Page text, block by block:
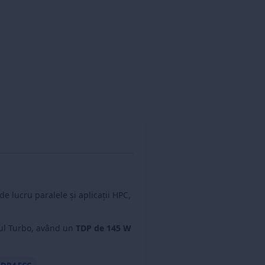
lucru paralele și aplicații HPC,
Turbo, având un TDP de 145 W